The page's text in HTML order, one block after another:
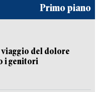
Primo piano
del dolore
i genitori